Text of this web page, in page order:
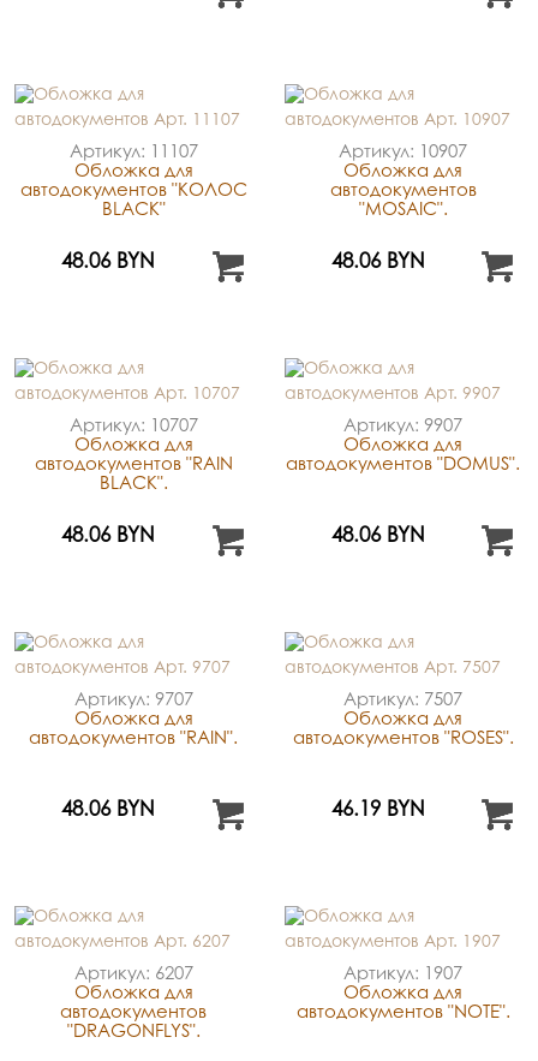
Артикул: 11107
Обложка для
автодокументов "КОЛОС
BLACK"
48.06 BYN
Артикул: 10907
Обложка для
автодокументов
"MOSAIC".
48.06 BYN
Артикул: 10707
Обложка для
автодокументов "RAIN
BLACK".
48.06 BYN
Артикул: 9907
Обложка для
автодокументов "DOMUS".
48.06 BYN
Артикул: 9707
Обложка для
автодокументов "RAIN".
48.06 BYN
Артикул: 7507
Обложка для
автодокументов "ROSES".
46.19 BYN
Артикул: 6207
Обложка для
автодокументов
"DRAGONFLYS".
Артикул: 1907
Обложка для
автодокументов "NOTE".